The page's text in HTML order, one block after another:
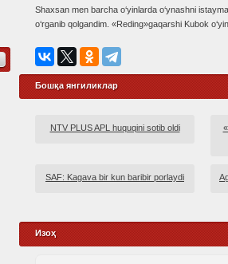
Shaxsan men barcha o‘yinlarda o‘ynashni
o‘rganib qolgandim. «Reding»gaqarshi Kubok
Бошқа янгиликлар
NTV PLUS APL huquqini sotib oldi
SAF: Kagava bir kun baribir porlaydi
Изоҳ